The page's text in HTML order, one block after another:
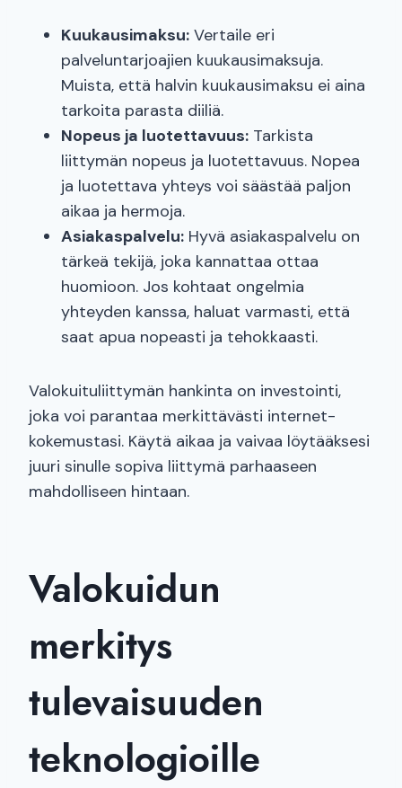
Kuukausimaksu: Vertaile eri
palveluntarjoajien kuukausimaksuja.
Muista, että halvin kuukausimaksu ei aina
tarkoita parasta diiliä.
Nopeus ja luotettavuus: Tarkista
liittymän nopeus ja luotettavuus. Nopea
ja luotettava yhteys voi säästää paljon
aikaa ja hermoja.
Asiakaspalvelu: Hyvä asiakaspalvelu on
tärkeä tekijä, joka kannattaa ottaa
huomioon. Jos kohtaat ongelmia
yhteyden kanssa, haluat varmasti, että
saat apua nopeasti ja tehokkaasti.
Valokuituliittymän hankinta on investointi,
joka voi parantaa merkittävästi internet-
kokemustasi. Käytä aikaa ja vaivaa löytääksesi
juuri sinulle sopiva liittymä parhaaseen
mahdolliseen hintaan.
Valokuidun
merkitys
tulevaisuuden
teknologioille